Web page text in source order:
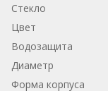
Стекло
Цвет
Водозащита
Диаметр
Форма корпуса